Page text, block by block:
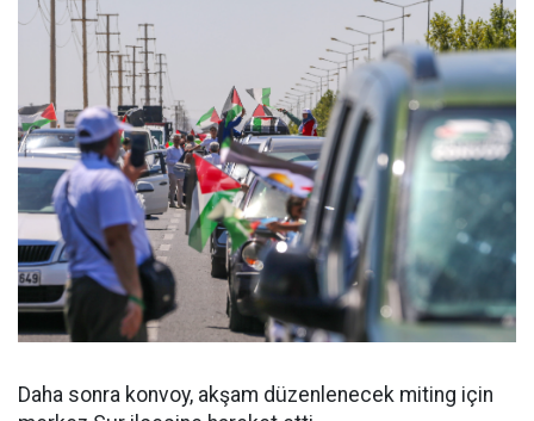
Daha sonra konvoy, akşam düzenlenecek miting için